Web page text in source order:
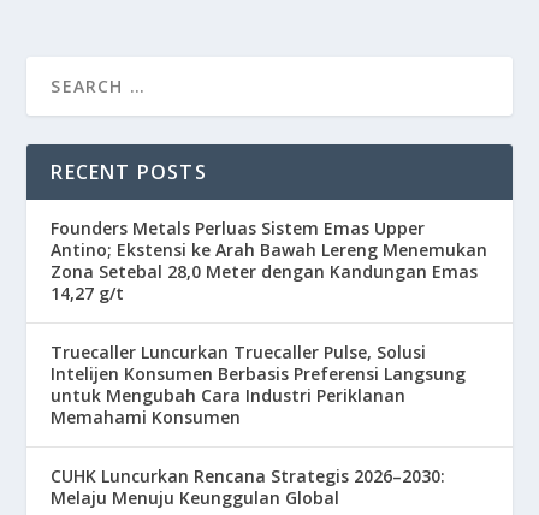
RECENT POSTS
Founders Metals Perluas Sistem Emas Upper
Antino; Ekstensi ke Arah Bawah Lereng Menemukan
Zona Setebal 28,0 Meter dengan Kandungan Emas
14,27 g/t
Truecaller Luncurkan Truecaller Pulse, Solusi
Intelijen Konsumen Berbasis Preferensi Langsung
untuk Mengubah Cara Industri Periklanan
Memahami Konsumen
CUHK Luncurkan Rencana Strategis 2026–2030:
Melaju Menuju Keunggulan Global